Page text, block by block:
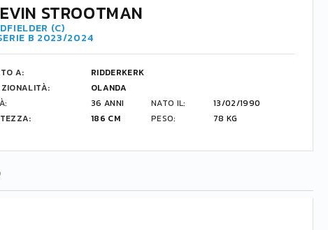
STROOTMAN
(C)
B 2023/2024
A:
RIDDERKERK
OLANDA
36 ANNI NATO IL:
13/02/1990
186 CM PESO: 78 KG